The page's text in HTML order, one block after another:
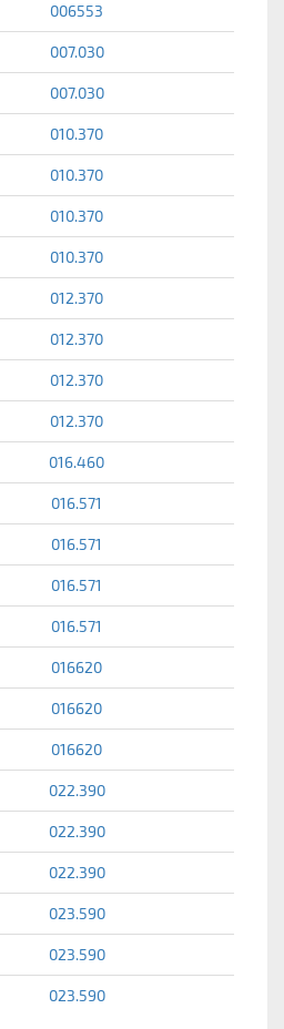
006553
007.030
007.030
010.370
010.370
010.370
010.370
012.370
012.370
012.370
012.370
016.460
016.571
016.571
016.571
016.571
016620
016620
016620
022.390
022.390
022.390
023.590
023.590
023.590